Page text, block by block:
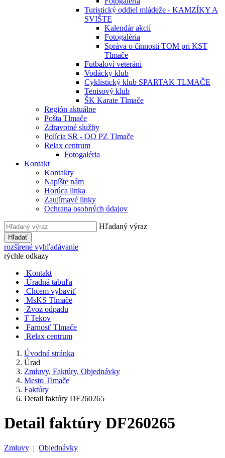
Turistický oddiel mládeže - KAMZÍKY A
SVIŠTE
Kalendár akcií
Fotogaléria
Správa o činnosti TOM pri KST
Tlmače
Futbaloví veteráni
Vodácky klub
Cyklistický klub SPARTAK TLMAČE
Tenisový klub
ŠK Karate Tlmače
Región aktuálne
Pošta Tlmače
Zdravotné služby
Polícia SR - OO PZ Tlmače
Relax centrum
Fotogaléria
Kontakt
Kontakty
Napíšte nám
Horúca linka
Zaujímavé linky
Ochrana osobných údajov
Hľadaný výraz
Hľadať
rozšírené vyhľadávanie
rýchle odkazy
Kontakt
Úradná tabuľa
Chcem vybaviť
MsKS Tlmače
Zvoz odpadu
T Tekov
Farnosť Tlmače
Relax centrum
Úvodná stránka
Úrad
Zmluvy, Faktúry, Objednávky
Mesto Tlmače
Faktúry
Detail faktúry DF260265
Detail faktúry DF260265
Zmluvy | Objednávky